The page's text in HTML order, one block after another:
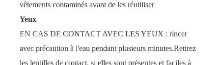
vêtements contaminés avant de les réutiliser
Yeux
EN CAS DE CONTACT AVEC LES YEUX : rincer
avec précaution à l'eau pendant plusieurs minutes.Retirez
les lentilles de contact, si elles sont présentes et faciles à